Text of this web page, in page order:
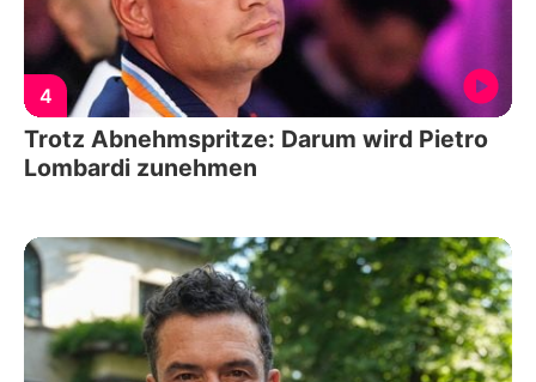
4
Trotz Abnehmspritze: Darum wird Pietro
Lombardi zunehmen